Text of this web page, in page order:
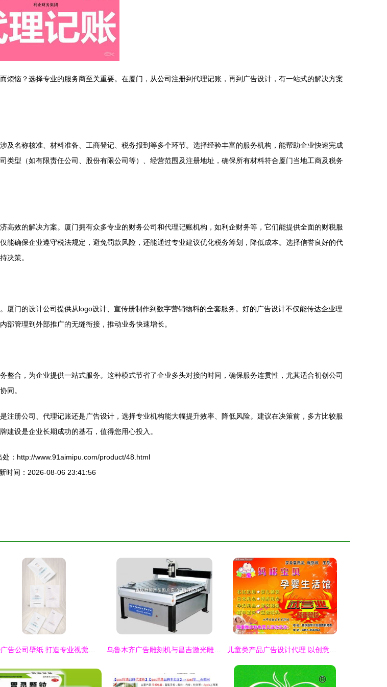
恼？选择专业的服务商至关重要。在厦门，从公司注册到代理记账，再到广告设计，有一站式的解决方案
名称核准、材料准备、工商登记、税务报到等多个环节。选择经验丰富的服务机构，能帮助企业快速完成
型（如有限责任公司、股份有限公司等）、经营范围及注册地址，确保所有材料符合厦门当地工商及税务
效的解决方案。厦门拥有众多专业的财务公司和代理记账机构，如利企财务等，它们能提供全面的财税服
确保企业遵守税法规定，避免罚款风险，还能通过专业建议优化税务筹划，降低成本。选择信誉良好的代
决策。
门的设计公司提供从logo设计、宣传册制作到数字营销物料的全套服务。好的广告设计不仅能传达企业理
管理到外部推广的无缝衔接，推动业务快速增长。
合，为企业提供一站式服务。这种模式节省了企业多头对接的时间，确保服务连贯性，尤其适合初创公司
同。
注册公司、代理记账还是广告设计，选择专业机构能大幅提升效率、降低风险。建议在决策前，多方比较服
设是企业长期成功的基石，值得您用心投入。
处：http://www.91aimipu.com/product/48.html
时间：2026-08-06 23:41:56